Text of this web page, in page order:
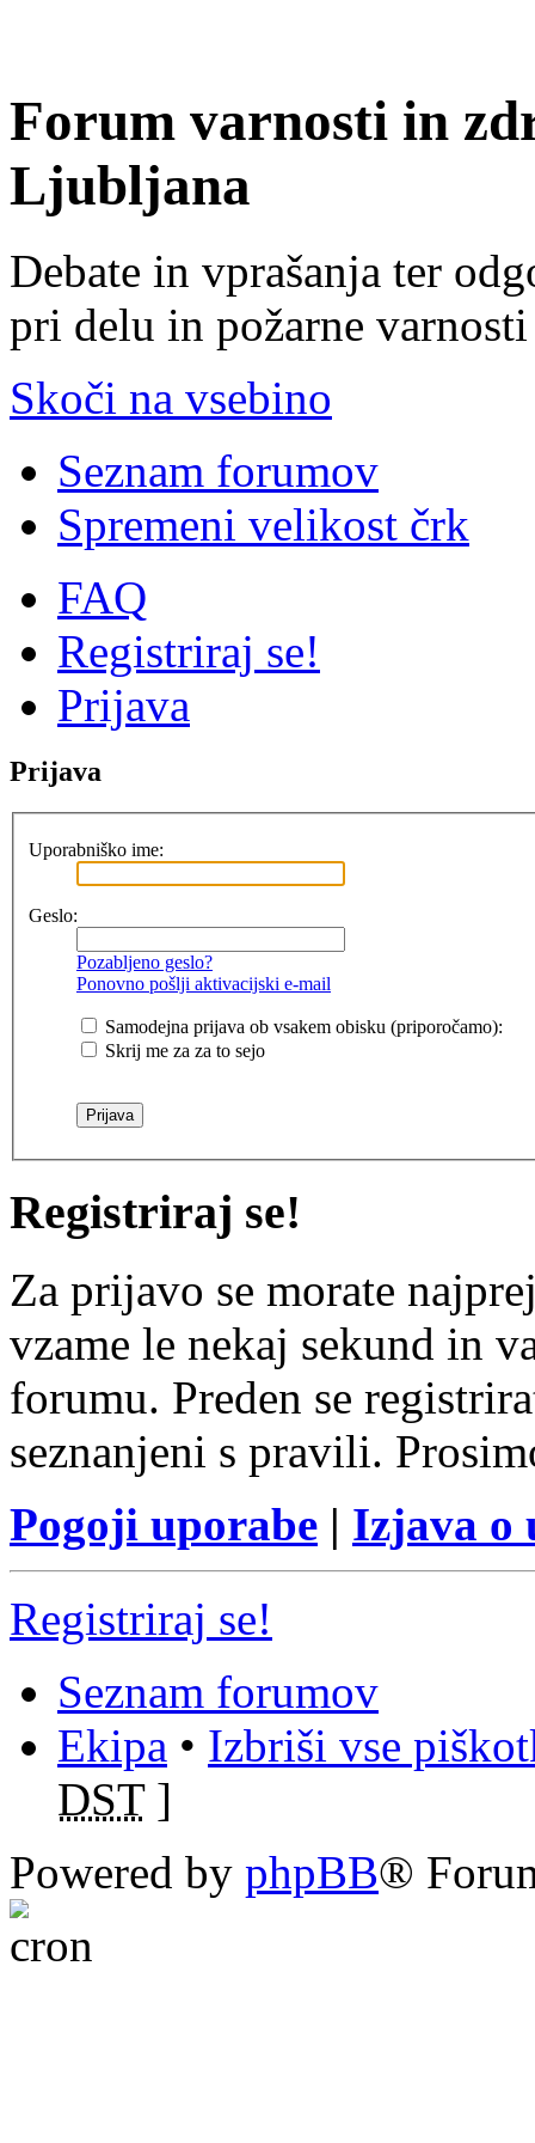
Forum varnosti in
Ljubljana
Debate in vprašanja ter
pri delu in požarne varnosti
Skoči na vsebino
Seznam forumov
Spremeni velikost črk
FAQ
Registriraj se!
Prijava
Prijava
Uporabniško ime:
Geslo:
Pozabljeno geslo?
Ponovno pošlji aktivacijski e-mail
Samodejna prijava ob vsakem obisku (priporočamo):
Skrij me za za to sejo
Registriraj se!
Za prijavo se morate
vzame le nekaj sekund in
forumu. Preden se
seznanjeni s pravili.
Pogoji uporabe | Izjava o
Registriraj se!
Seznam forumov
Ekipa • Izbriši vse
DST]
Powered by phpBB®